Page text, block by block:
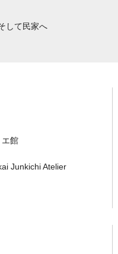
して民家へ
エ館
Junkichi Atelier